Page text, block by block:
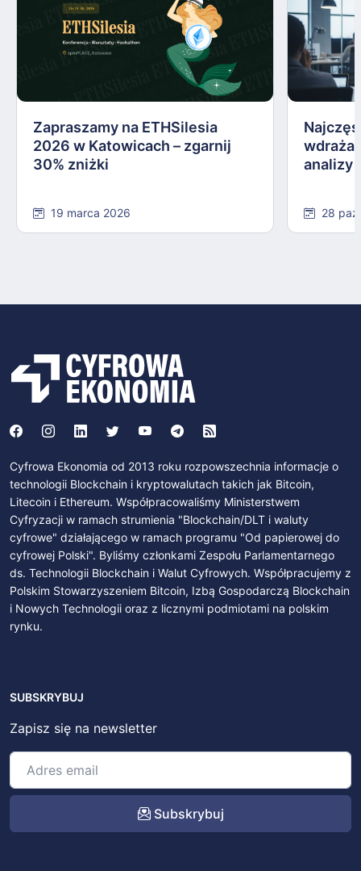
Zapraszamy na ETHSilesia
2026 w Katowicach – zgarnij
30% zniżki
19 marca 2026
analizy
28
Cyfrowa Ekonomia od 2013 roku rozpowszechnia informacje o
technologii Blockchain i kryptowalutach takich jak Bitcoin,
Litecoin i Ethereum. Współpracowaliśmy Ministerstwem
Cyfryzacji w ramach strumienia "Blockchain/DLT i waluty
cyfrowe" działającego w ramach programu "Od papierowej do
cyfrowej Polski". Byliśmy członkami Zespołu Parlamentarnego
ds. Technologii Blockchain i Walut Cyfrowych. Współpracujemy z
Polskim Stowarzyszeniem Bitcoin, Izbą Gospodarczą Blockchain
i Nowych Technologii oraz z licznymi podmiotami na polskim
rynku.
SUBSKRYBUJ
Zapisz się na newsletter
Subskrybuj